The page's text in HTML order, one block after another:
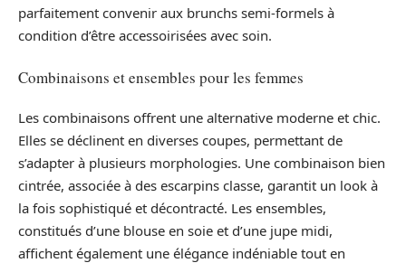
parfaitement convenir aux brunchs semi-formels à
condition d’être accessoirisées avec soin.
Combinaisons et ensembles pour les femmes
Les combinaisons offrent une alternative moderne et chic.
Elles se déclinent en diverses coupes, permettant de
s’adapter à plusieurs morphologies. Une combinaison bien
cintrée, associée à des escarpins classe, garantit un look à
la fois sophistiqué et décontracté. Les ensembles,
constitués d’une blouse en soie et d’une jupe midi,
affichent également une élégance indéniable tout en